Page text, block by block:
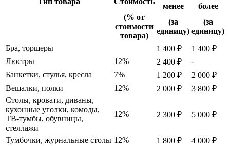
менее
более
(% от
стоимости
товара)
(за
единицу)
(за
единицу)
Бра, торшеры
1 400 ₽
1 400 ₽
Люстры
12% 2 400 ₽
-
Банкетки, стулья, кресла
7% 1 200 ₽
2 000 ₽
Вешалки, полки
12% 2 000 ₽
3 800 ₽
Столы, кровати, диваны,
кухонные уголки, комоды,
ТВ-тумбы, обувницы,
стеллажи
12% 2 300 ₽ 5 000 ₽
Тумбочки, журнальные столы 12% 1 800 ₽
4 000 ₽